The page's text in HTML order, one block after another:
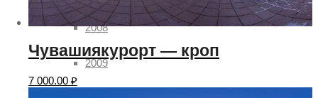
2008
2009
Чувашиякурорт — кроп
7 000.00 ₽